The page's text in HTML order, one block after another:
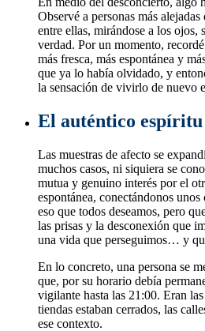
Observé a personas más
entre ellas, mirándose a los ojos,
verdad. Por un momento,
más fresca, más espontánea y
que ya lo había olvidado, y
la sensación de vivirlo de nuevo
El auténtico
Las muestras de afecto se
muchos casos, ni siquiera se
mutua y genuino interés por el
espontánea, conectándonos
eso que todos deseamos, pero
las prisas y la desconexión que
una vida que perseguimos… y
En lo concreto, una persona se
que, por su horario debía
vigilante hasta las 21:00. Eran
tiendas estaban cerrados, las
ese contexto.